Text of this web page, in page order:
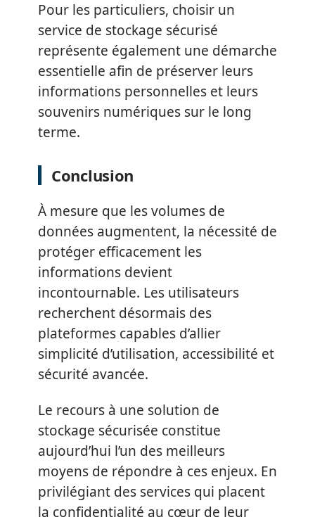
Pour les particuliers, choisir un
service de stockage sécurisé
représente également une démarche
essentielle afin de préserver leurs
informations personnelles et leurs
souvenirs numériques sur le long
terme.
Conclusion
À mesure que les volumes de
données augmentent, la nécessité de
protéger efficacement les
informations devient
incontournable. Les utilisateurs
recherchent désormais des
plateformes capables d’allier
simplicité d’utilisation, accessibilité et
sécurité avancée.
Le recours à une solution de
stockage sécurisée constitue
aujourd’hui l’un des meilleurs
moyens de répondre à ces enjeux. En
privilégiant des services qui placent
la confidentialité au cœur de leur